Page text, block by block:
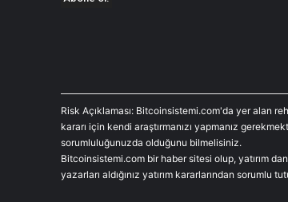
Risk Açıklaması: Bitcoinsistemi.com'da yer alan
kararı için kendi araştırmanızı yapmanız
sorumluluğunuzda olduğunu bilmelisiniz.
Bitcoinsistemi.com bir haber sitesi olup, yatırım
yazarları aldığınız yatırım kararlarından sorumlu